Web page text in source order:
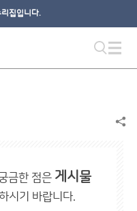
집입니다.
금한 점은 게시물
시기 바랍니다.